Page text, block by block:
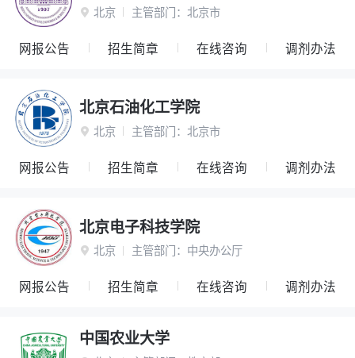
 北京 主管部门： 北京市
网报公告 招生简章 在线咨询 调剂办法
北京石油化工学院
 北京 主管部门： 北京市
网报公告 招生简章 在线咨询 调剂办法
北京电子科技学院
 北京 主管部门： 中央办公厅
网报公告 招生简章 在线咨询 调剂办法
中国农业大学